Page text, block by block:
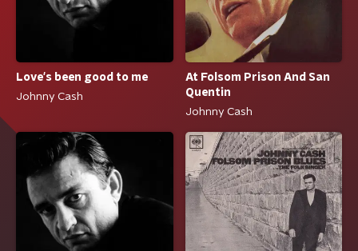
Love's been good to me
Johnny Cash
At Folsom Prison And San
Quentin
Johnny Cash